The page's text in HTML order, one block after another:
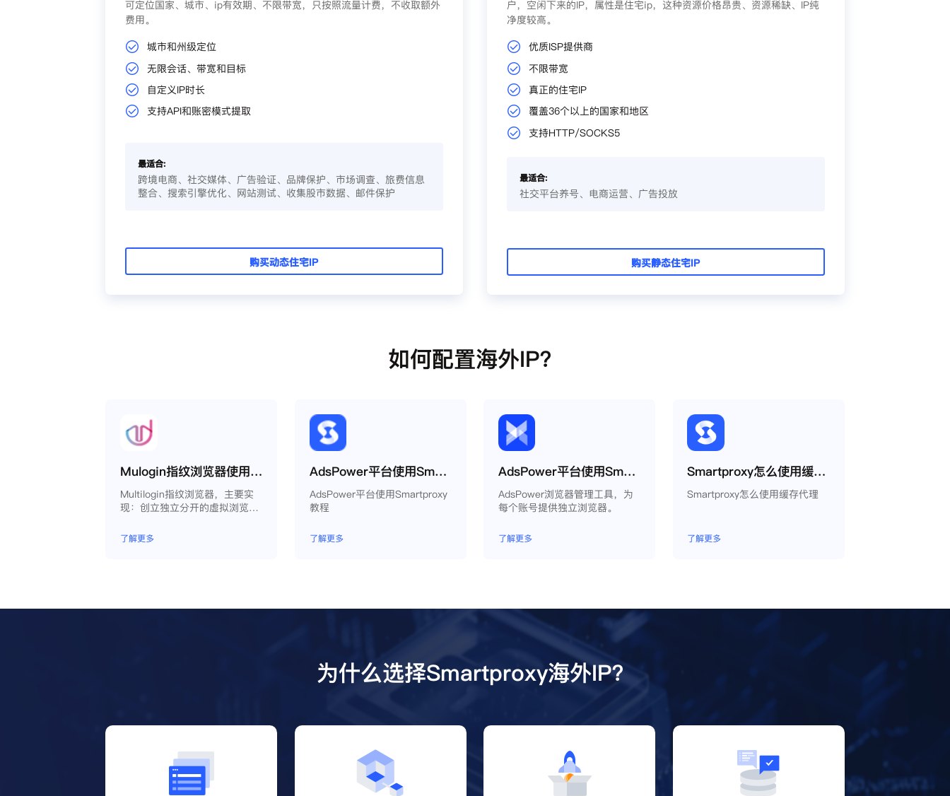
可定位国家、城市、ip有效期、不限带宽，只按照流量计费，不收取额外
费用。
城市和州级定位
无限会话、带宽和目标
自定义IP时长
支持API和账密模式提取
最适合:
跨境电商、社交媒体、广告验证、品牌保护、市场调查、旅费信息
整合、搜索引擎优化、网站测试、收集股市数据、邮件保护
购买动态住宅IP
户，空闲下来的IP，属性是住宅ip，这种资源价格昂贵、资源稀缺、IP纯
净度较高。
优质ISP提供商
不限带宽
真正的住宅IP
覆盖36个以上的国家和地区
支持HTTP/SOCKS5
最适合:
社交平台养号、电商运营、广告投放
购买静态住宅IP
如何配置海外IP？
Mulogin指纹浏览器使用Smartproxy教程
Multilogin指纹浏览器，主要实
现：创立独立分开的虚拟浏览器
重浏览器文件，展开团队协作，
构建商务工作流程，开发网络自
了解更多
AdsPower平台使用Smartproxy教程
AdsPower平台使用Smartproxy
教程
了解更多
AdsPower平台使用Smartproxy教程
AdsPower浏览器管理工具，为
每个账号提供独立浏览器。
了解更多
Smartproxy怎么使用缓存代理
Smartproxy怎么使用缓存代理
了解更多
为什么选择Smartproxy海外IP？